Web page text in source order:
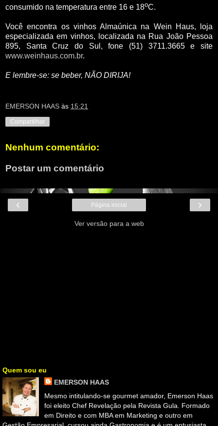
consumido na temperatura entre 16 e 18oC.
Você encontra os vinhos Almaúnica na Wein Haus, loja
especializada em vinhos, localizada na Rua João Pessoa
895, Santa Cruz do Sul, fone (51) 3711.3665 e site
www.weinhaus.com.br.
E lembre-se: se beber, NÃO DIRIJA!
EMERSON HAAS às 15:21
Compartilhar
Nenhum comentário:
Postar um comentário
‹ ›
Página inicial
Ver versão para a web
Quem sou eu
EMERSON HAAS
Mesmo intitulando-se gourmet amador, Emerson Haas
foi eleito Chef Revelação pela Revista Gula. Formado
em Direito e com MBA em Marketing e outro em